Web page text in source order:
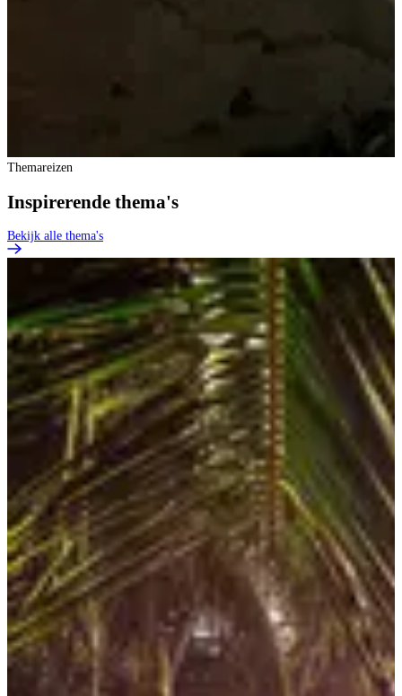
Themareizen
Inspirerende thema's
Bekijk alle thema's